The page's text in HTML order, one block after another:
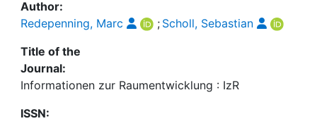
Author:
Redepenning, Marc
; Scholl, Sebastian
Title of the
Journal:
Informationen zur Raumentwicklung : IzR
ISSN: